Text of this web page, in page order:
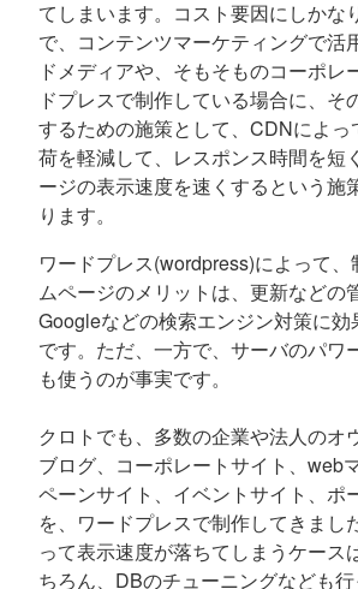
てしまいます。コスト要因にしかな
で、コンテンツマーケティングで活
ドメディアや、そもそものコーポレ
ドプレスで制作している場合に、そ
するための施策として、CDNによっ
荷を軽減して、レスポンス時間を短
ージの表示速度を速くするという施
ります。
ワードプレス(wordpress)によって
ムページのメリットは、更新などの
Googleなどの検索エンジン対策に効
です。ただ、一方で、サーバのパワ
も使うのが事実です。
クロトでも、多数の企業や法人のオ
ブログ、コーポレートサイト、web
ペーンサイト、イベントサイト、ポ
を、ワードプレスで制作してきまし
って表示速度が落ちてしまうケース
ちろん、DBのチューニングなども